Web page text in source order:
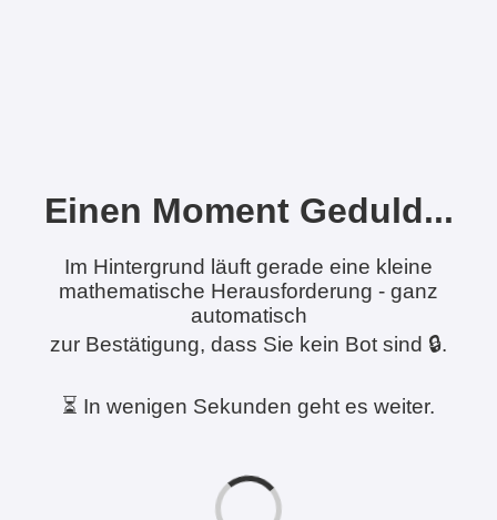
Einen Moment Geduld...
Im Hintergrund läuft gerade eine kleine
mathematische Herausforderung - ganz
automatisch
zur Bestätigung, dass Sie kein Bot sind 🔒.
⏳ In wenigen Sekunden geht es weiter.